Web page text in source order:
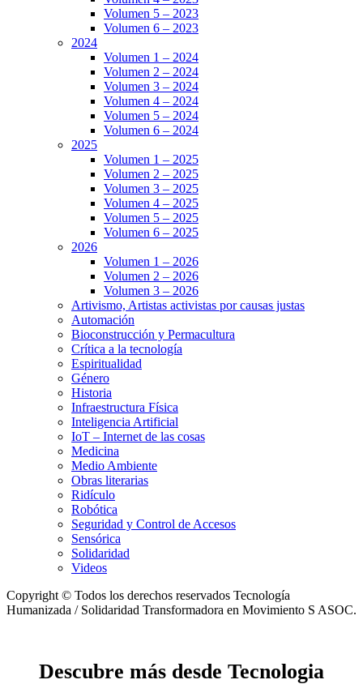
Volumen 5 – 2023
Volumen 6 – 2023
2024
Volumen 1 – 2024
Volumen 2 – 2024
Volumen 3 – 2024
Volumen 4 – 2024
Volumen 5 – 2024
Volumen 6 – 2024
2025
Volumen 1 – 2025
Volumen 2 – 2025
Volumen 3 – 2025
Volumen 4 – 2025
Volumen 5 – 2025
Volumen 6 – 2025
2026
Volumen 1 – 2026
Volumen 2 – 2026
Volumen 3 – 2026
Artivismo, Artistas activistas por causas justas
Automación
Bioconstrucción y Permacultura
Crítica a la tecnología
Espiritualidad
Género
Historia
Infraestructura Física
Inteligencia Artificial
IoT – Internet de las cosas
Medicina
Medio Ambiente
Obras literarias
Ridículo
Robótica
Seguridad y Control de Accesos
Sensórica
Solidaridad
Videos
Copyright © Todos los derechos reservados Tecnología
Humanizada / Solidaridad Transformadora en Movimiento S ASOC.
Descubre más desde Tecnologia